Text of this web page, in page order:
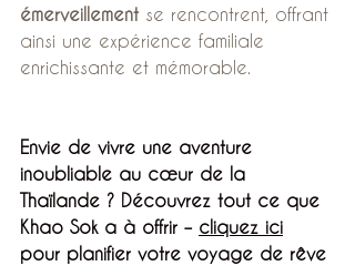
émerveillement se rencontrent, offrant
ainsi une expérience familiale
enrichissante et mémorable.
Envie de vivre une aventure
inoubliable au cœur de la
Thaïlande ? Découvrez tout ce que
Khao Sok a à offrir – cliquez ici
pour planifier votre voyage de rêve